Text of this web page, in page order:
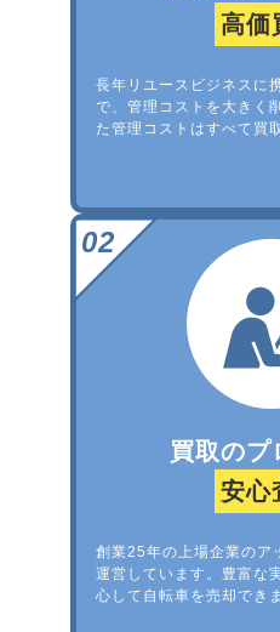
高価
長年リユースビジネスに
で、管理コストを大きく
た管理コストはすべて買
買取のプ
安心
創業25年の上場企業のア
運営しています。豊富な
心して自転車を売却でき